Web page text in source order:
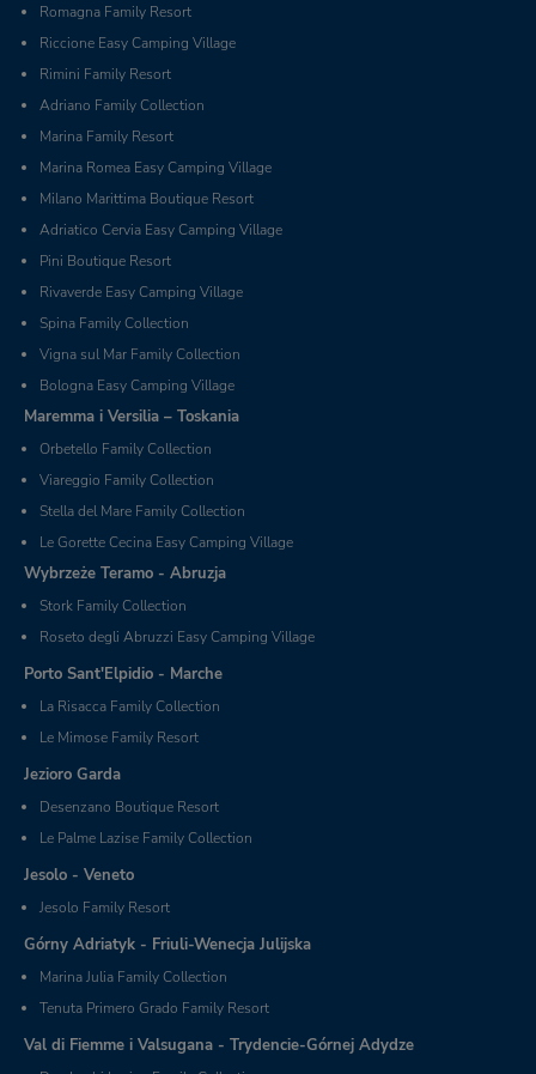
Romagna Family Resort
Riccione Easy Camping Village
Rimini Family Resort
Adriano Family Collection
Marina Family Resort
Marina Romea Easy Camping Village
Milano Marittima Boutique Resort
Adriatico Cervia Easy Camping Village
Pini Boutique Resort
Rivaverde Easy Camping Village
Spina Family Collection
Vigna sul Mar Family Collection
Bologna Easy Camping Village
Maremma i Versilia – Toskania
Orbetello Family Collection
Viareggio Family Collection
Stella del Mare Family Collection
Le Gorette Cecina Easy Camping Village
Wybrzeże Teramo - Abruzja
Stork Family Collection
Roseto degli Abruzzi Easy Camping Village
Porto Sant'Elpidio - Marche
La Risacca Family Collection
Le Mimose Family Resort
Jezioro Garda
Desenzano Boutique Resort
Le Palme Lazise Family Collection
Jesolo - Veneto
Jesolo Family Resort
Górny Adriatyk - Friuli-Wenecja Julijska
Marina Julia Family Collection
Tenuta Primero Grado Family Resort
Val di Fiemme i Valsugana - Trydencie-Górnej Adydze